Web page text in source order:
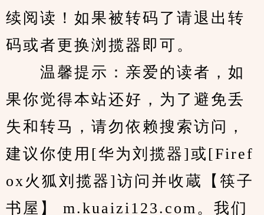
续阅读！如果被转码了请退出转
码或者更换浏揽器即可。
温馨提示：亲爱的读者，如
果你觉得本站还好，为了避免丢
失和转马，请勿依赖搜索访问，
建议你使用[华为刘揽器]或[Firef
ox火狐刘揽器]访问并收蔵【筷子
书屋】 m.kuaizi123.com。我们